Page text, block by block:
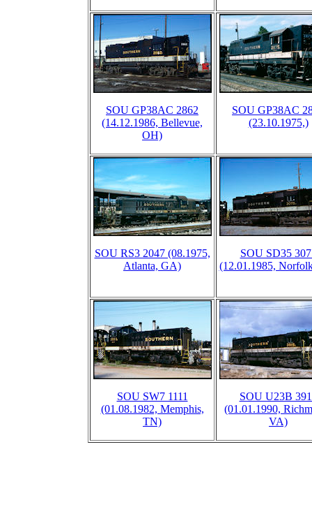
SOU GP38AC 2862
(14.12.1986, Bellevue,
OH)
SOU GP38AC
(23.10.1975,)
SOU RS3 2047 (08.1975,
Atlanta, GA)
SOU SD35
(12.01.1985,
SOU SW7 1111
(01.08.1982, Memphis,
TN)
SOU U23B
(01.01.1990,
VA)